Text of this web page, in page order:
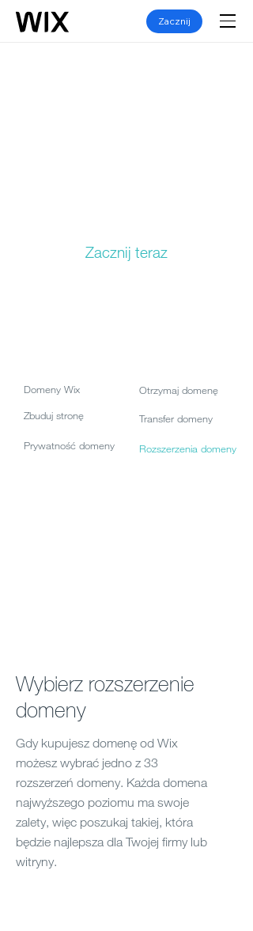
Zacznij
Wybierz rozszerzenie
domeny
Gdy kupujesz domenę od Wix
możesz wybrać jedno z 33
rozszerzeń domeny. Każda domena
najwyższego poziomu ma swoje
zalety, więc poszukaj takiej, która
będzie najlepsza dla Twojej firmy lub
witryny.
Domeny Wix
Otrzymaj domenę
Zbuduj stronę
Transfer domeny
Prywatność domeny Rozszerzenia domeny
Zacznij teraz